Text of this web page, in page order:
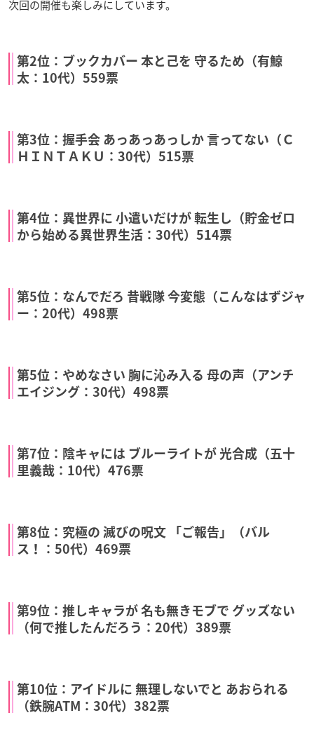
次回の開催も楽しみにしています。
第2位：ブックカバー 本と己を 守るため（有鯨
太：10代）559票
第3位：握手会 あっあっあっしか 言ってない（Ｃ
ＨＩＮＴＡＫＵ：30代）515票
第4位：異世界に 小遣いだけが 転生し（貯金ゼロ
から始める異世界生活：30代）514票
第5位：なんでだろ 昔戦隊 今変態（こんなはずジャ
ー：20代）498票
第5位：やめなさい 胸に沁み入る 母の声（アンチ
エイジング：30代）498票
第7位：陰キャには ブルーライトが 光合成（五十
里義哉：10代）476票
第8位：究極の 滅びの呪文 「ご報告」（バル
ス！：50代）469票
第9位：推しキャラが 名も無きモブで グッズない
（何で推したんだろう：20代）389票
第10位：アイドルに 無理しないでと あおられる
（鉄腕ATM：30代）382票